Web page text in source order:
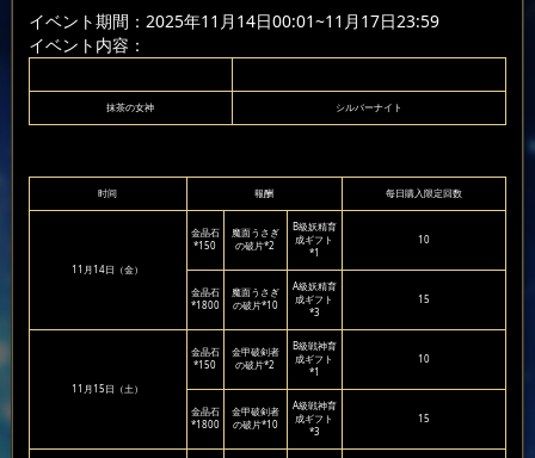
イベント期間：2025年11月14日00:01~11月17日23:59
イベント内容：
抹茶の女神 シルバーナイト
时间 報酬 每日購入限定回数
11月14日（金）
金晶石
*150
魔面うさぎ
の破片*2
B級妖精育
成ギフト
*1
10
金晶石
*1800
魔面うさぎ
の破片*10
A級妖精育
成ギフト
*3
15
11月15日（土）
金晶石
*150
金甲破剣者
の破片*2
B級戦神育
成ギフト
*1
10
金晶石
*1800
金甲破剣者
の破片*10
A級戦神育
成ギフト
*3
15